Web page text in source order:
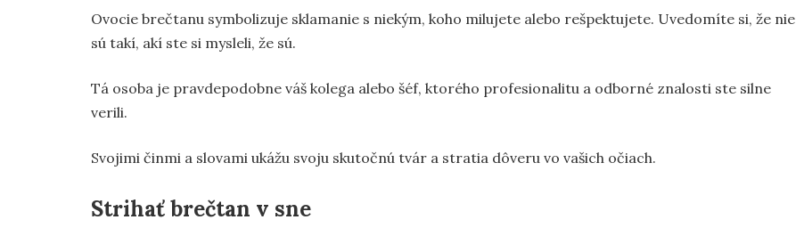
Ovocie brečtanu symbolizuje sklamanie s niekým, koho milujete alebo rešpektujete. Uvedomíte si, že nie
sú takí, akí ste si mysleli, že sú.
Tá osoba je pravdepodobne váš kolega alebo šéf, ktorého profesionalitu a odborné znalosti ste silne
verili.
Svojimi činmi a slovami ukážu svoju skutočnú tvár a stratia dôveru vo vašich očiach.
Strihať brečtan v sne